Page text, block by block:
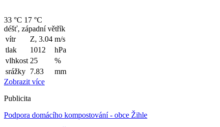
33 °C 17 °C
déšť, západní větřík
vítr
Z, 3.04 m/s
tlak
1012
hPa
vlhkost 25
%
srážky 7.83
mm
Zobrazit více
Publicita
Podpora domácího kompostování - obce Žihle